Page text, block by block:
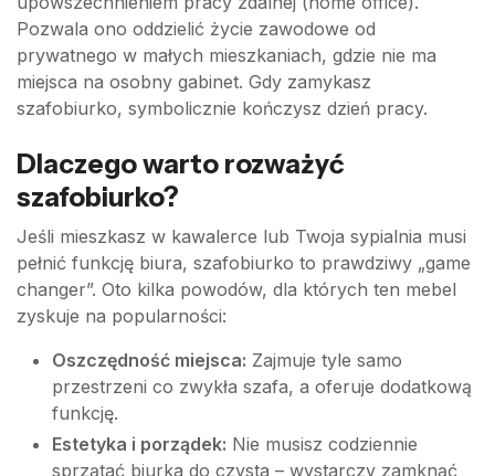
Pozwala ono oddzielić życie zawodowe od
prywatnego w małych mieszkaniach, gdzie nie ma
miejsca na osobny gabinet. Gdy zamykasz
szafobiurko, symbolicznie kończysz dzień pracy.
Dlaczego warto rozważyć
szafobiurko?
Jeśli mieszkasz w kawalerce lub Twoja sypialnia musi
pełnić funkcję biura, szafobiurko to prawdziwy „game
changer”. Oto kilka powodów, dla których ten mebel
zyskuje na popularności:
Oszczędność miejsca: Zajmuje tyle samo
przestrzeni co zwykła szafa, a oferuje dodatkową
funkcję.
Estetyka i porządek: Nie musisz codziennie
sprzątać biurka do czysta – wystarczy zamknąć